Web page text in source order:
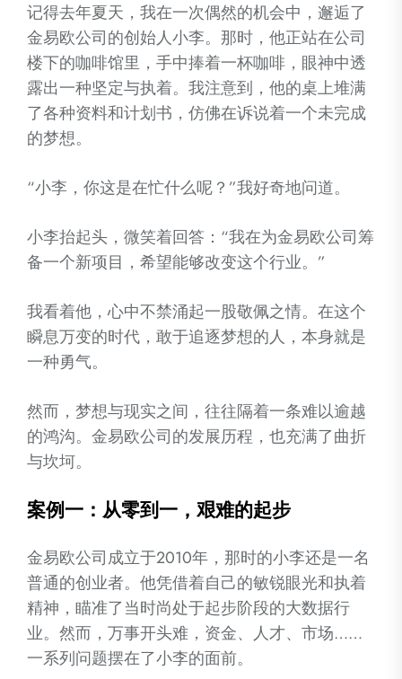
记得去年夏天，我在一次偶然的机会中，邂逅了
金易欧公司的创始人小李。那时，他正站在公司
楼下的咖啡馆里，手中捧着一杯咖啡，眼神中透
露出一种坚定与执着。我注意到，他的桌上堆满
了各种资料和计划书，仿佛在诉说着一个未完成
的梦想。
“小李，你这是在忙什么呢？”我好奇地问道。
小李抬起头，微笑着回答：“我在为金易欧公司筹
备一个新项目，希望能够改变这个行业。”
我看着他，心中不禁涌起一股敬佩之情。在这个
瞬息万变的时代，敢于追逐梦想的人，本身就是
一种勇气。
然而，梦想与现实之间，往往隔着一条难以逾越
的鸿沟。金易欧公司的发展历程，也充满了曲折
与坎坷。
案例一：从零到一，艰难的起步
金易欧公司成立于2010年，那时的小李还是一名
普通的创业者。他凭借着自己的敏锐眼光和执着
精神，瞄准了当时尚处于起步阶段的大数据行
业。然而，万事开头难，资金、人才、市场……
一系列问题摆在了小李的面前。